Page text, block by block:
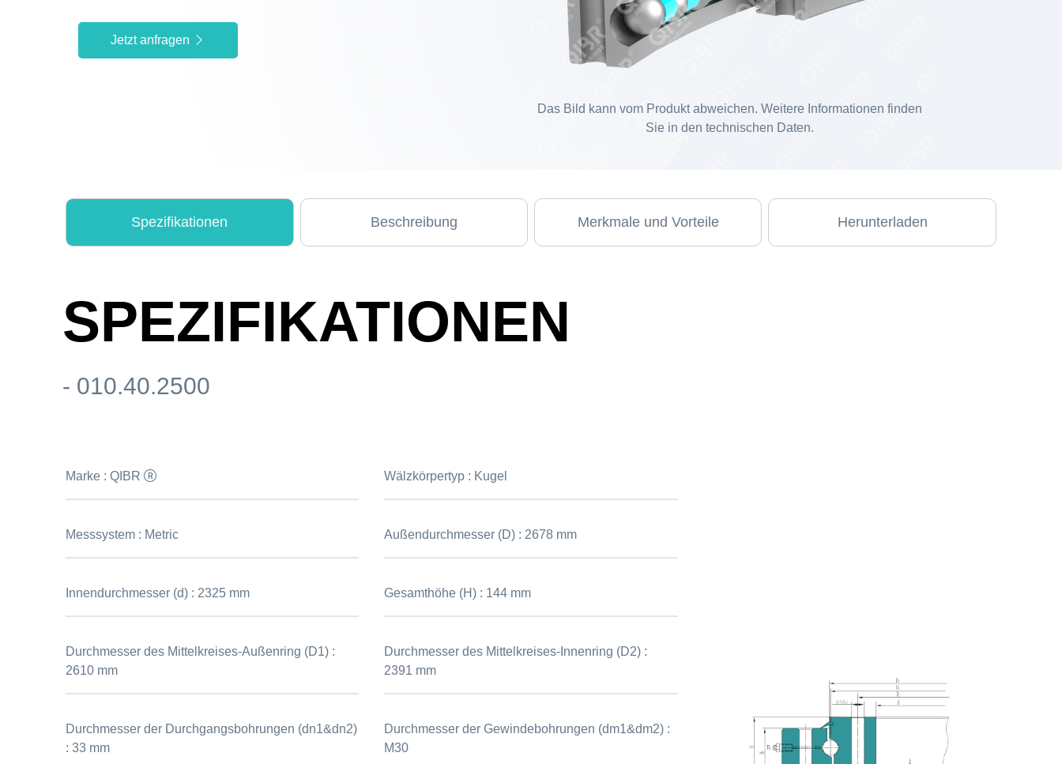
Jetzt anfragen
Das Bild kann vom Produkt abweichen. Weitere Informationen finden
Sie in den technischen Daten.
Spezifikationen Beschreibung Merkmale und Vorteile Herunterladen
SPEZIFIKATIONEN
- 010.40.2500
Marke :QIBR Wälzkörpertyp : Kugel
Messsystem : Metric Außendurchmesser (D) : 2678 mm
Innendurchmesser (d) : 2325 mm Gesamthöhe (H) : 144 mm
Durchmesser des Mittelkreises-Außenring (D1) :
2610 mm
Durchmesser des Mittelkreises-Innenring (D2) :
2391 mm
Durchmesser der Durchgangsbohrungen (dn1&dn2)
:33 mm
Durchmesser der Gewindebohrungen (dm1&dm2) :
M30